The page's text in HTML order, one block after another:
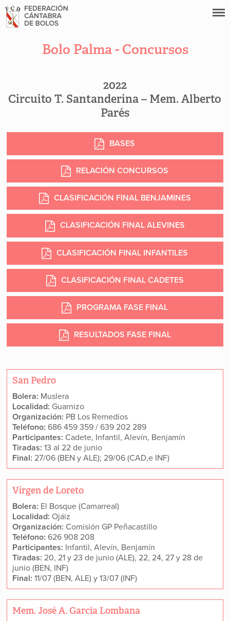
Bolo Palma - Concursos
2022
Circuito T. Santanderina – Mem. Alberto
Parés
BASES
RELACIÓN CONCURSOS
CLASIFICACIÓN FINAL BENJAMINES
CLASIFICACIÓN FINAL ALEVINES
CLASIFICACIÓN FINAL INFANTILES
CLASIFICACIÓN FINAL CADETES
PROGRAMA FASE FINAL
RESULTADOS FASE FINAL
San Pedro
Bolera: Muslera
Localidad: Guarnizo
Organización: PB Los Remedios
Teléfono:686 459 359 / 639 202 289
Participantes: Cadete, Infantil, Alevín, Benjamín
Tiradas:13 al 22 de junio
Final: 27/06 (BEN y ALE); 29/06 (CAD,e INF)
Virgen de Loreto
Bolera: El Bosque (Camarreal)
Localidad: Ojáiz
Organización: Comisión GP Peñacastillo
Teléfono:626 908 208
Participantes: Infantil, Alevín, Benjamín
Tiradas: 20, 21 y 23 de junio (ALE), 22, 24, 27 y 28 de
junio (BEN, INF)
Final:11/07 (BEN, ALE) y 13/07 (INF)
Mem. José A. García Lombana